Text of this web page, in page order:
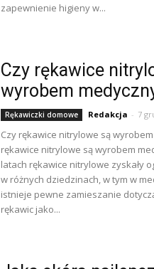
zapewnienie higieny w...
Czy rękawice
wyrobem
Rękawiczki domowe Redakcja - 7
Czy rękawice nitrylowe są
rękawice nitrylowe są wyrobem
latach rękawice nitrylowe zyskały
w różnych dziedzinach, w tym w
istnieje pewne zamieszanie
rękawic jako...